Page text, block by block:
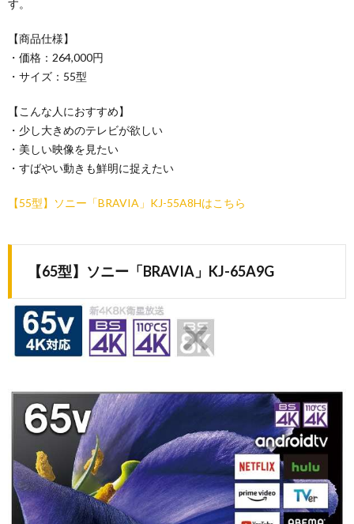
す。
【商品仕様】
・価格：264,000円
・サイズ：55型
【こんな人におすすめ】
・少し大きめのテレビが欲しい
・美しい映像を見たい
・すばやい動きも鮮明に捉えたい
【55型】ソニー「BRAVIA」KJ-55A8Hはこちら
【65型】ソニー「BRAVIA」KJ-65A9G